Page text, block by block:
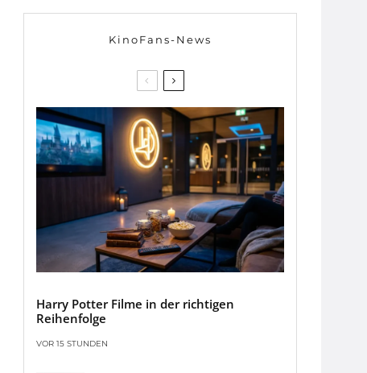
KinoFans-News
Harry Potter Filme in der richtigen
Reihenfolge
VOR 15 STUNDEN